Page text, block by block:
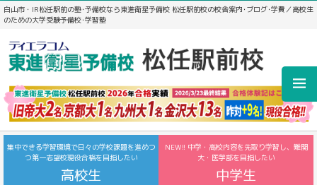
白山市・IR松任駅前の塾･予備校なら東進衛星予備校 松任駅前校の校舎案内･ブログ･学費／高校生
のための大学受験予備校･学習塾
集中できる学習環境で日々の学校課題を進めつ
つ第一志望校現役合格を目指したい
高校生
NEW!! 中学・高校内容を先取り学習し、難関
大・医学部を目指したい
中学生